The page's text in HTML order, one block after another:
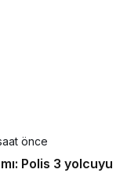
önce
Polis 3 yolcuyu